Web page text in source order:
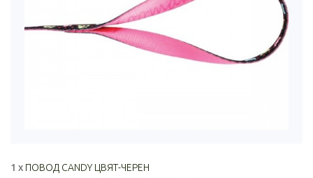
1 x ПОВОД CANDY ЦВЯТ-ЧЕРЕН